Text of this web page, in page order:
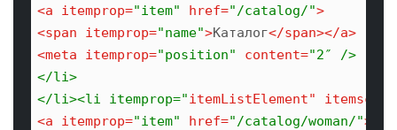
<a itemprop="item" href="/catalog/">
<span itemprop="name">Каталог</span></a>
<meta itemprop="position" content="2″ />
</li>
</li><li itemprop="itemListElement" itemscope
<a itemprop="item" href="/catalog/woman/">